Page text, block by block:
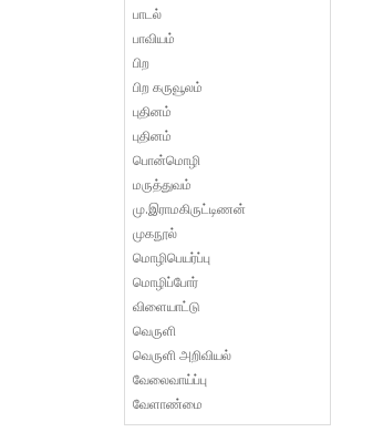
பாடல்
பாவியம்
பிற
பிற கருவூலம்
புதினம்
புதினம்
பொன்மொழி
மருத்துவம்
மு.இராமகிருட்டிணன்
முகநூல்
மொழிபெயர்ப்பு
மொழிப்போர்
விளையாட்டு
வெருளி
வெருளி அறிவியல்
வேலைவாய்ப்பு
வேளாண்மை